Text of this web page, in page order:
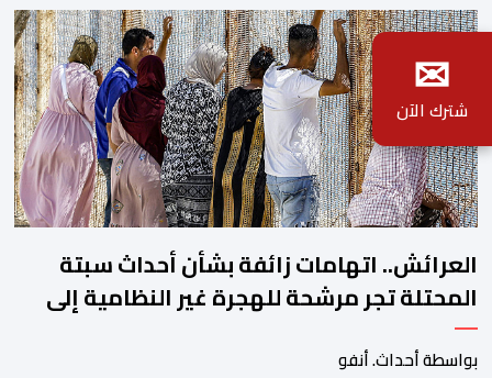
العرائش.. اتهامات زائفة بشأن أحداث سبتة
المحتلة تجر مرشحة للهجرة غير النظامية إلى
القضاء
بواسطة أحداث. أنفو
✉
شترك الآن